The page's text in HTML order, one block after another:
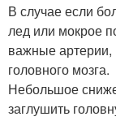
В случае если
лед или мокрое
важные артерии,
головного мозга.
Небольшое
заглушить